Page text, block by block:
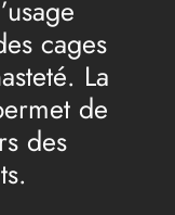
cages
La
de
des